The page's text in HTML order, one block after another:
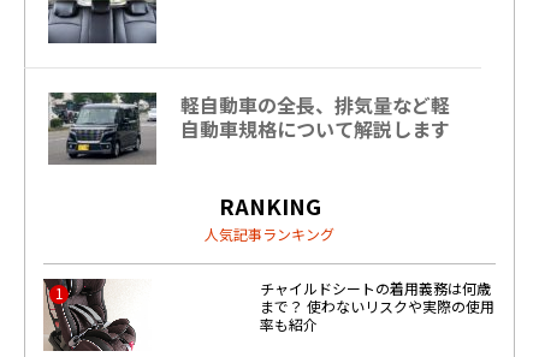
軽自動車の全長、排気量など軽
自動車規格について解説します
RANKING
人気記事ランキング
1
チャイルドシートの着用義務は何歳
まで？ 使わないリスクや実際の使用
率も紹介